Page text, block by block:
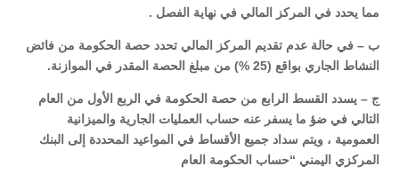
مما يحدد في المركز المالي في نهاية الفصل .
ب – في حالة عدم تقديم المركز المالي تحدد حصة الحكومة من فائض
النشاط الجاري بواقع (25 %) من مبلغ الحصة المقدر في الموازنة.
ج – يسدد القسط الرابع من حصة الحكومة في الربع الأول من العام
التالي في ضؤ ما يسفر عنه حساب العمليات الجارية والميزانية
العمومية ، ويتم سداد جميع الأقساط في المواعيد المحددة إلى البنك
المركزي اليمني “حساب الحكومة العام